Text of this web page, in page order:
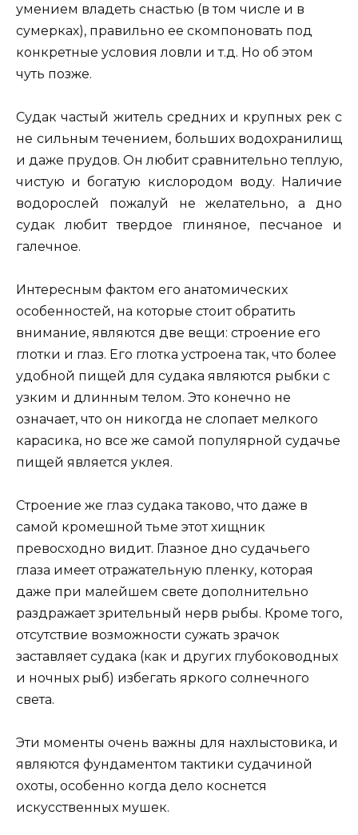
умением владеть снастью (в том числе и в
сумерках), правильно ее скомпоновать под
конкретные условия ловли и т.д. Но об этом
чуть позже.
Судак частый житель средних и крупных рек с
не сильным течением, больших водохранилищ
и даже прудов. Он любит сравнительно теплую,
чистую и богатую кислородом воду. Наличие
водорослей пожалуй не желательно, а дно
судак любит твердое глиняное, песчаное и
галечное.
Интересным фактом его анатомических
особенностей, на которые стоит обратить
внимание, являются две вещи: строение его
глотки и глаз. Его глотка устроена так, что более
удобной пищей для судака являются рыбки с
узким и длинным телом. Это конечно не
означает, что он никогда не слопает мелкого
карасика, но все же самой популярной судачье
пищей является уклея.
Строение же глаз судака таково, что даже в
самой кромешной тьме этот хищник
превосходно видит. Глазное дно судачьего
глаза имеет отражательную пленку, которая
даже при малейшем свете дополнительно
раздражает зрительный нерв рыбы. Кроме того,
отсутствие возможности сужать зрачок
заставляет судака (как и других глубоководных
и ночных рыб) избегать яркого солнечного
света.
Эти моменты очень важны для нахлыстовика, и
являются фундаментом тактики судачиной
охоты, особенно когда дело коснется
искусственных мушек.